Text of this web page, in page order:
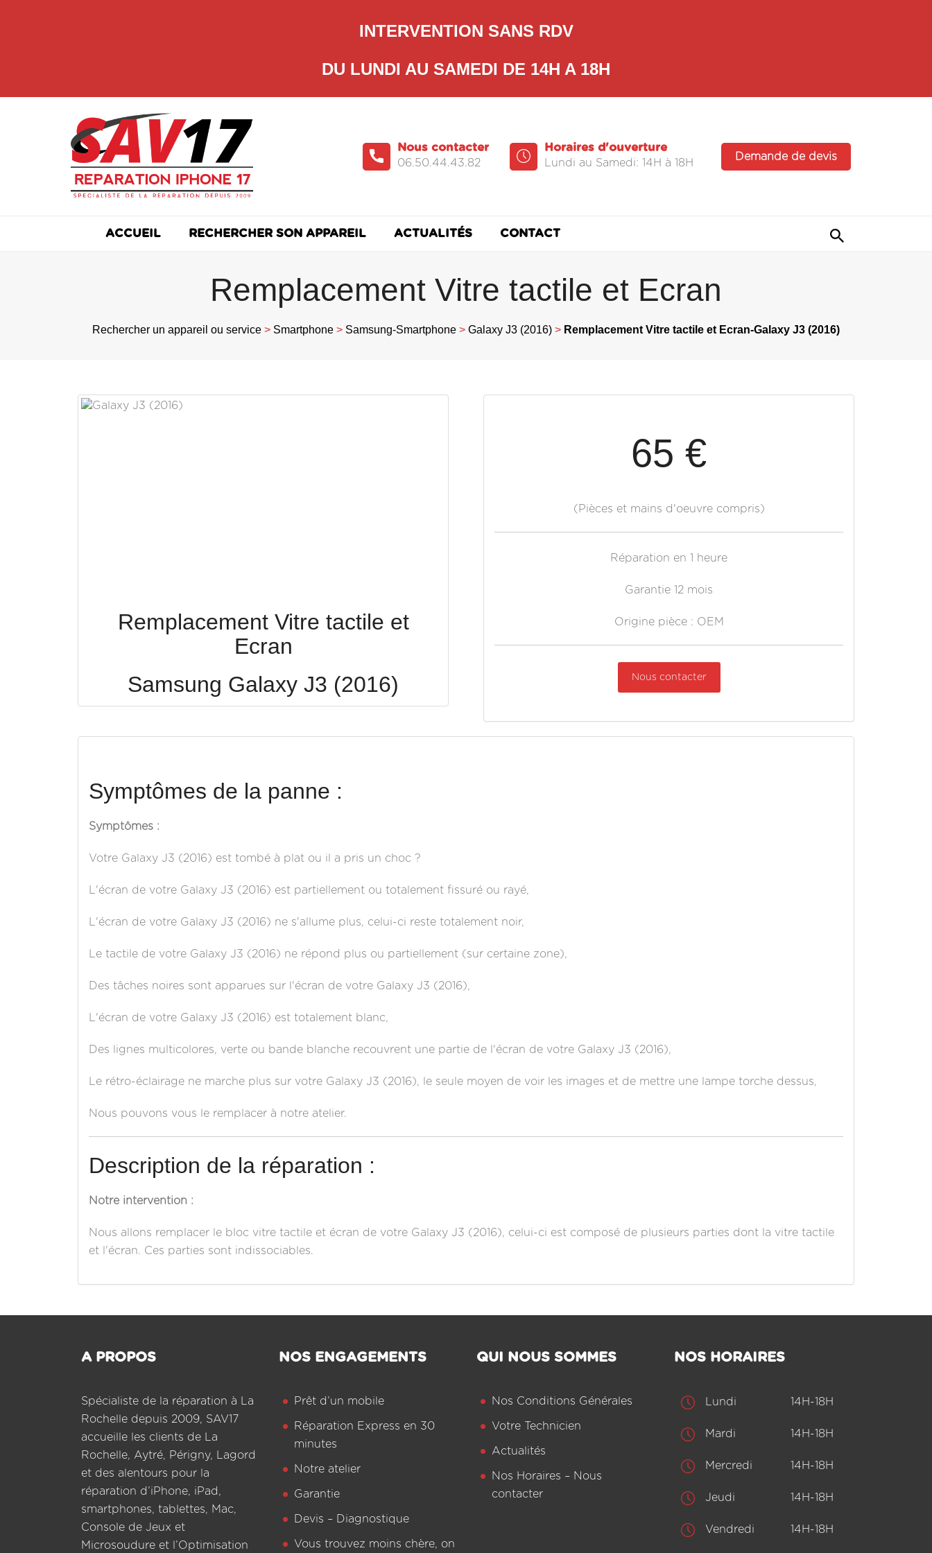
INTERVENTION SANS RDV
DU LUNDI AU SAMEDI DE 14H A 18H
Demande de devis
Horaires d'ouverture
Lundi au Samedi: 14H à 18H
Nous contacter
06.50.44.43.82
ACCUEIL RECHERCHER SON APPAREIL ACTUALITÉS CONTACT
Remplacement Vitre tactile et Ecran
Rechercher un appareil ou service > Smartphone > Samsung-Smartphone > Galaxy J3 (2016) > Remplacement Vitre tactile et Ecran-Galaxy J3 (2016)
Remplacement Vitre tactile et
Ecran
Samsung Galaxy J3 (2016)
65 €
(Pièces et mains d'oeuvre compris)
Réparation en 1 heure
Garantie 12 mois
Origine pièce : OEM
Nous contacter
Symptômes de la panne :
Symptômes :
Votre Galaxy J3 (2016) est tombé à plat ou il a pris un choc ?
L'écran de votre Galaxy J3 (2016) est partiellement ou totalement fissuré ou rayé,
L'écran de votre Galaxy J3 (2016) ne s'allume plus, celui-ci reste totalement noir,
Le tactile de votre Galaxy J3 (2016) ne répond plus ou partiellement (sur certaine zone),
Des tâches noires sont apparues sur l'écran de votre Galaxy J3 (2016),
L'écran de votre Galaxy J3 (2016) est totalement blanc,
Des lignes multicolores, verte ou bande blanche recouvrent une partie de l'écran de votre Galaxy J3 (2016),
Le rétro-éclairage ne marche plus sur votre Galaxy J3 (2016), le seule moyen de voir les images et de mettre une lampe torche dessus,
Nous pouvons vous le remplacer à notre atelier.
Description de la réparation :
Notre intervention :
Nous allons remplacer le bloc vitre tactile et écran de votre Galaxy J3 (2016), celui-ci est composé de plusieurs parties dont la vitre tactile
et l'écran. Ces parties sont indissociables.
A PROPOS
Spécialiste de la réparation à La
Rochelle depuis 2009, SAV17
accueille les clients de La
Rochelle, Aytré, Périgny, Lagord
et des alentours pour la
réparation d’iPhone, iPad,
smartphones, tablettes, Mac,
Console de Jeux et
Microsoudure et l’Optimisation
NOS ENGAGEMENTS
Prêt d’un mobile
Réparation Express en 30
minutes
Notre atelier
Garantie
Devis – Diagnostique
Vous trouvez moins chère, on
QUI NOUS SOMMES
Nos Conditions Générales
Votre Technicien
Actualités
Nos Horaires – Nous
contacter
NOS HORAIRES
Lundi 14H-18H
Mardi 14H-18H
Mercredi 14H-18H
Jeudi 14H-18H
Vendredi 14H-18H